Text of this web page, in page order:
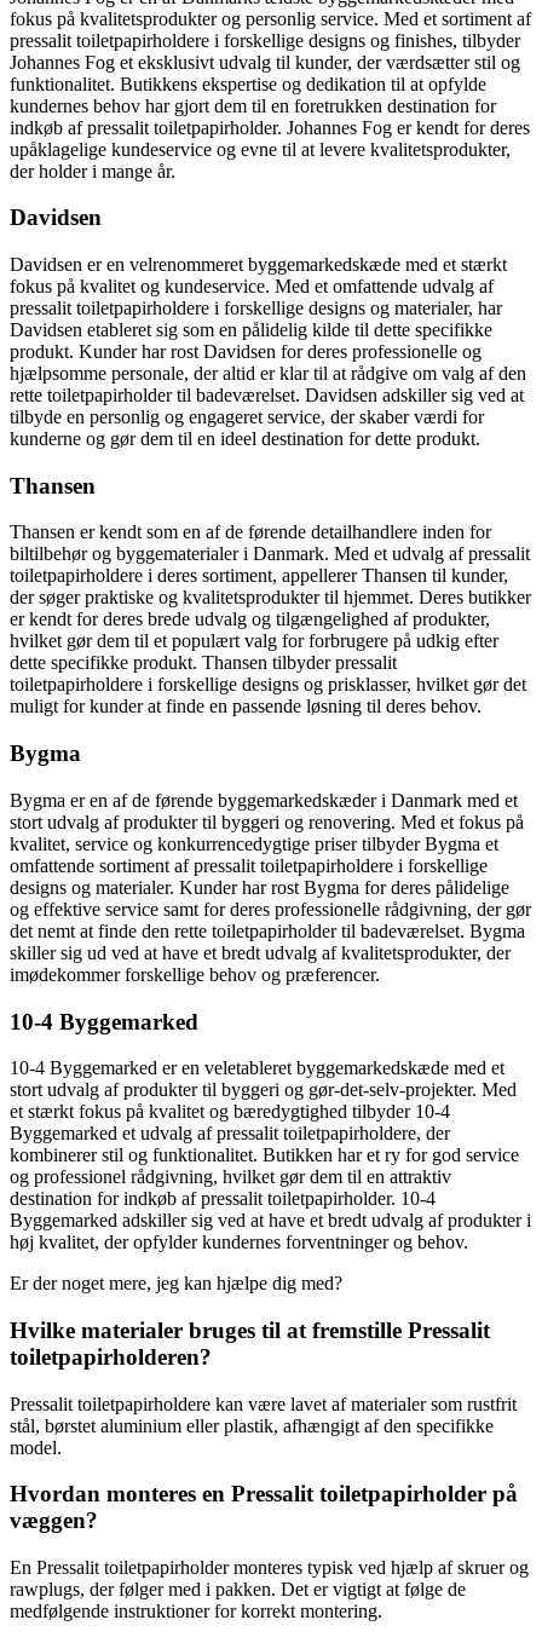
fokus på kvalitetsprodukter og personlig service. Med et sortiment af
pressalit toiletpapirholdere i forskellige designs og finishes, tilbyder
Johannes Fog et eksklusivt udvalg til kunder, der værdsætter stil og
funktionalitet. Butikkens ekspertise og dedikation til at opfylde
kundernes behov har gjort dem til en foretrukken destination for
indkøb af pressalit toiletpapirholder. Johannes Fog er kendt for deres
upåklagelige kundeservice og evne til at levere kvalitetsprodukter,
der holder i mange år.
Davidsen
Davidsen er en velrenommeret byggemarkedskæde med et stærkt
fokus på kvalitet og kundeservice. Med et omfattende udvalg af
pressalit toiletpapirholdere i forskellige designs og materialer, har
Davidsen etableret sig som en pålidelig kilde til dette specifikke
produkt. Kunder har rost Davidsen for deres professionelle og
hjælpsomme personale, der altid er klar til at rådgive om valg af den
rette toiletpapirholder til badeværelset. Davidsen adskiller sig ved at
tilbyde en personlig og engageret service, der skaber værdi for
kunderne og gør dem til en ideel destination for dette produkt.
Thansen
Thansen er kendt som en af de førende detailhandlere inden for
biltilbehør og byggematerialer i Danmark. Med et udvalg af pressalit
toiletpapirholdere i deres sortiment, appellerer Thansen til kunder,
der søger praktiske og kvalitetsprodukter til hjemmet. Deres butikker
er kendt for deres brede udvalg og tilgængelighed af produkter,
hvilket gør dem til et populært valg for forbrugere på udkig efter
dette specifikke produkt. Thansen tilbyder pressalit
toiletpapirholdere i forskellige designs og prisklasser, hvilket gør det
muligt for kunder at finde en passende løsning til deres behov.
Bygma
Bygma er en af de førende byggemarkedskæder i Danmark med et
stort udvalg af produkter til byggeri og renovering. Med et fokus på
kvalitet, service og konkurrencedygtige priser tilbyder Bygma et
omfattende sortiment af pressalit toiletpapirholdere i forskellige
designs og materialer. Kunder har rost Bygma for deres pålidelige
og effektive service samt for deres professionelle rådgivning, der gør
det nemt at finde den rette toiletpapirholder til badeværelset. Bygma
skiller sig ud ved at have et bredt udvalg af kvalitetsprodukter, der
imødekommer forskellige behov og præferencer.
10-4 Byggemarked
10-4 Byggemarked er en veletableret byggemarkedskæde med et
stort udvalg af produkter til byggeri og gør-det-selv-projekter. Med
et stærkt fokus på kvalitet og bæredygtighed tilbyder 10-4
Byggemarked et udvalg af pressalit toiletpapirholdere, der
kombinerer stil og funktionalitet. Butikken har et ry for god service
og professionel rådgivning, hvilket gør dem til en attraktiv
destination for indkøb af pressalit toiletpapirholder. 10-4
Byggemarked adskiller sig ved at have et bredt udvalg af produkter i
høj kvalitet, der opfylder kundernes forventninger og behov.
Er der noget mere, jeg kan hjælpe dig med?
Hvilke materialer bruges til at fremstille Pressalit
toiletpapirholderen?
Pressalit toiletpapirholdere kan være lavet af materialer som rustfrit
stål, børstet aluminium eller plastik, afhængigt af den specifikke
model.
Hvordan monteres en Pressalit toiletpapirholder på
væggen?
En Pressalit toiletpapirholder monteres typisk ved hjælp af skruer og
rawplugs, der følger med i pakken. Det er vigtigt at følge de
medfølgende instruktioner for korrekt montering.